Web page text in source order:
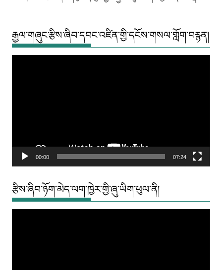
རྒྱལ་གཞུང་རྩིས་ཞིབ་དབང་འཛིན་གྱི་དངོས་གསལ་གློག་བརྙན།
00:00 07:24
རྩིས་ཞིབ་ཉོག་མེད་ལག་ཁྱེར་གྱི་ཞུ་ཡིག་ཕུལ་ནི།